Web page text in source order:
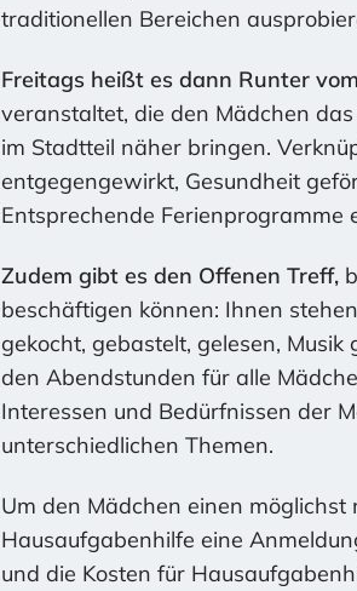
traditionellen Bereichen
Freitags heißt es dann Runter
veranstaltet, die den Mädchen
im Stadtteil näher bringen.
entgegengewirkt, Gesundheit
Entsprechende Ferienprogramme
Zudem gibt es den Offenen Treff,
beschäftigen können: Ihnen
gekocht, gebastelt, gelesen,
den Abendstunden für alle
Interessen und Bedürfnissen der
unterschiedlichen Themen.
Um den Mädchen einen
Hausaufgabenhilfe eine
und die Kosten für